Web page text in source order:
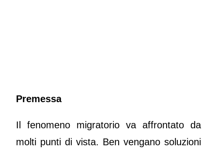
Premessa
Il fenomeno migratorio va affrontato da
molti punti di vista. Ben vengano soluzioni